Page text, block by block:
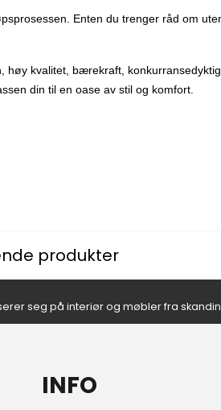
Enten du trenger råd om
kvalitet, bærekraft,
din til en oase av stil og komfort.
produkter
seg på interiør og møbler fra
INFO